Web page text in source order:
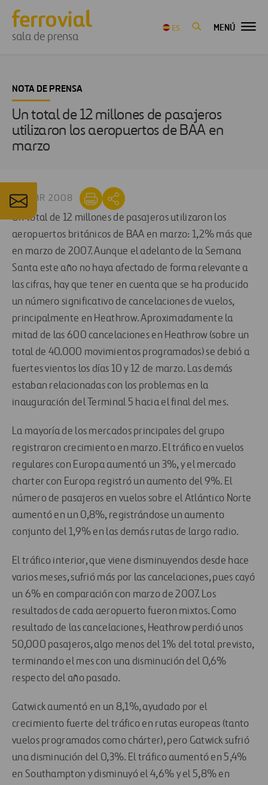
sala de prensa
ES MENÚ
NOTA DE PRENSA
Un total de 12 millones de pasajeros
utilizaron los aeropuertos de BAA en
marzo
08 ABR 2008
Un total de 12 millones de pasajeros utilizaron los
aeropuertos británicos de BAA en marzo: 1,2% más que
en marzo de 2007. Aunque el adelanto de la Semana
Santa este año no haya afectado de forma relevante a
las cifras, hay que tener en cuenta que se ha producido
un número significativo de cancelaciones de vuelos,
principalmente en Heathrow. Aproximadamente la
mitad de las 600 cancelaciones en Heathrow (sobre un
total de 40.000 movimientos programados) se debió a
fuertes vientos los días 10 y 12 de marzo. Las demás
estaban relacionadas con los problemas en la
inauguración del Terminal 5 hacia el final del mes.
La mayoría de los mercados principales del grupo
registraron crecimiento en marzo. El tráfico en vuelos
regulares con Europa aumentó un 3%, y el mercado
charter con Europa registró un aumento del 9%. El
número de pasajeros en vuelos sobre el Atlántico Norte
aumentó en un 0,8%, registrándose un aumento
conjunto del 1,9% en las demás rutas de largo radio.
El tráfico interior, que viene disminuyendos desde hace
varios meses, sufrió más por las cancelaciones, pues cayó
un 6% en comparación con marzo de 2007. Los
resultados de cada aeropuerto fueron mixtos. Como
resultado de las cancelaciones, Heathrow perdió unos
50,000 pasajeros, algo menos del 1% del total previsto,
terminando el mes con una disminución del 0,6%
respecto del año pasado.
Gatwick aumentó en un 8,1%, ayudado por el
crecimiento fuerte del tráfico en rutas europeas (tanto
vuelos programados como chárter), pero Gatwick sufrió
una disminución del 0,3%. El tráfico aumentó en 5,4%
en Southampton y disminuyó el 4,6% y el 5,8% en